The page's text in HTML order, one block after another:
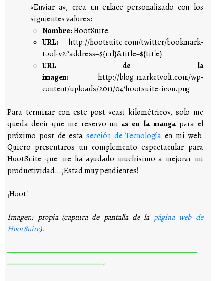
«Enviar a», crea un enlace personalizado con los
siguientes valores:
Nombre:HootSuite.
URL: http://hootsuite.com/twitter/bookmark-
tool-v2?address=${url}&title=${title}
URL de la
imagen: http://blog.marketvolt.com/wp-
content/uploads/2011/04/hootsuite-icon.png
Para terminar con este post «casi kilométrico», solo me
queda decir que me reservo un as en la mangapara el
próximo post de estasección de Tecnología en mi web.
Quiero presentaros un complemento espectacular para
HootSuite que me ha ayudado muchísimo a mejorar mi
productividad… ¡Estad muy pendientes!
¡Hoot!
Imagen: propia (captura de pantalla de la página web de
HootSuite).
————————————————————————————
——————————————-